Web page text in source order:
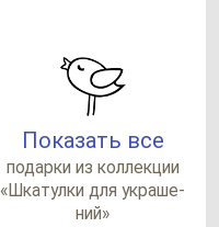
Показать все
по­дар­ки из кол­лек­ции
«Шка­тул­ки для ук­ра­ше­
ний»